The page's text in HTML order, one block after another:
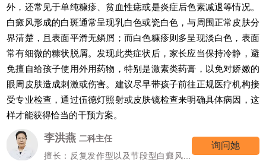
外，还常见于单纯糠疹、贫血性痣或是炎症后色素减退等情况。
白癜风形成的白斑通常呈现乳白色或瓷白色，与周围正常皮肤分
界清楚，且表面平滑无鳞屑；而白色糠疹则多呈现淡白色，表面
常有细微的糠状脱屑。发现此类症状后，家长应当保持冷静，避
免擅自给孩子使用外用药物，特别是激素类药膏，以免对娇嫩的
眼周皮肤造成刺激或伤害。建议尽早带孩子前往正规医疗机构接
受专业检查，通过伍德灯照射或皮肤镜检查来明确具体病因，这
样才能获得恰当的干预方案。
李洪燕 二科主任
擅长：反复发作型以及节段型白癜风诊
询问她